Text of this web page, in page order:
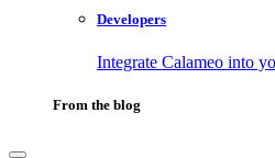
Developers
Integrate Calameo into
From the blog